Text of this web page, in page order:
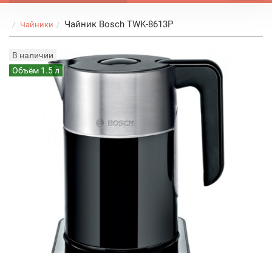
Чайники Чайник Bosch TWK-8613P
В наличии
Объём 1.5 л